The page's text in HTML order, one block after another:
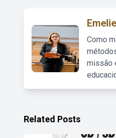
Emelie
Como
missão
Related Posts